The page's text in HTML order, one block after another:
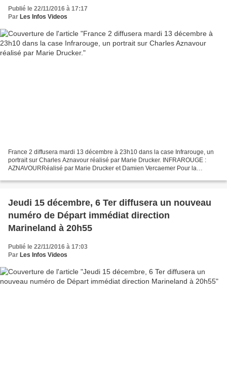
Publié le 22/11/2016 à 17:17
Par Les Infos Videos
France 2 diffusera mardi 13 décembre à 23h10 dans la case Infrarouge, un
portrait sur Charles Aznavour réalisé par Marie Drucker. INFRAROUGE :
AZNAVOURRéalisé par Marie Drucker et Damien Vercaemer Pour la
Jeudi 15 décembre, 6 Ter diffusera un nouveau
numéro de Départ immédiat direction
Marineland à 20h55
Publié le 22/11/2016 à 17:03
Par Les Infos Videos